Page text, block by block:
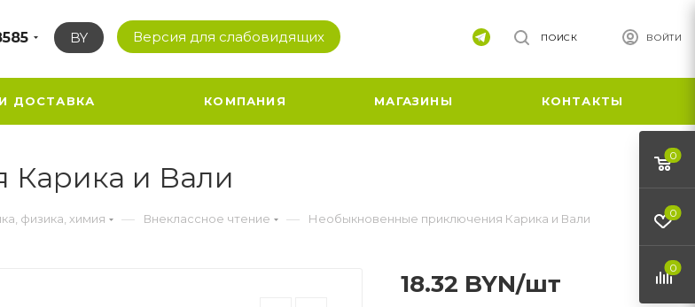
BY Версия для слабовидящих ВОЙТИ
ПОИСК
ДОСТАВКА КОМПАНИЯ МАГАЗИНЫ КОНТАКТЫ
и Вали
физика, химия — Внеклассное чтение — Необыкновенные приключения Карика и Вали
18.32 BYN/шт
0
0
0